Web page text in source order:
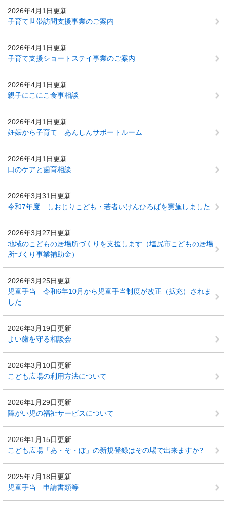
2026年4月1日更新
子育て世帯訪問支援事業のご案内
2026年4月1日更新
子育て支援ショートステイ事業のご案内
2026年4月1日更新
親子にこにこ食事相談
2026年4月1日更新
妊娠から子育て あんしんサポートルーム
2026年4月1日更新
口のケアと歯育相談
2026年3月31日更新
令和7年度 しおじりこども・若者いけんひろばを実施しました
2026年3月27日更新
地域のこどもの居場所づくりを支援します（塩尻市こどもの居場
所づくり事業補助金）
2026年3月25日更新
児童手当 令和6年10月から児童手当制度が改正（拡充）されま
した
2026年3月19日更新
よい歯を守る相談会
2026年3月10日更新
こども広場の利用方法について
2026年1月29日更新
障がい児の福祉サービスについて
2026年1月15日更新
こども広場「あ・そ・ぼ」の新規登録はその場で出来ますか?
2025年7月18日更新
児童手当 申請書類等